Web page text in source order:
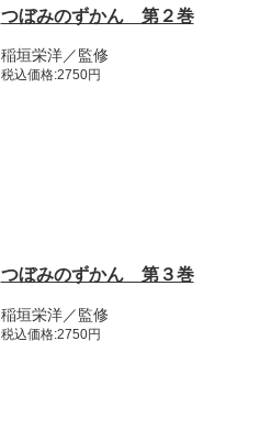
つぼみのずかん 第２巻
稲垣栄洋／監修
税込価格:2750円
つぼみのずかん 第３巻
稲垣栄洋／監修
税込価格:2750円